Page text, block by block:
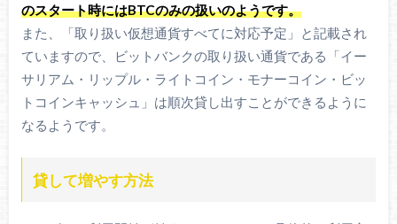
のスタート時にはBTCのみの扱いのようです。
また、「取り扱い仮想通貨すべてに対応予定」と記載され
ていますので、ビットバンクの取り扱い通貨である「イー
サリアム・リップル・ライトコイン・モナーコイン・ビッ
トコインキャッシュ」は順次貸し出すことができるように
なるようです。
貸して増やす方法